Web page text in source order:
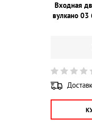
Входная
вулкано